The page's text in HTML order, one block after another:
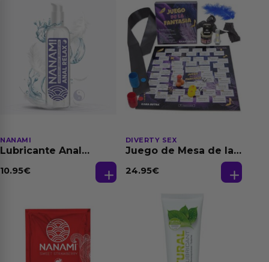
NANAMI
Lubricante Anal
Dilatación Base Agua
10.95€
DIVERTY SEX
Juego de Mesa de las
24.95€